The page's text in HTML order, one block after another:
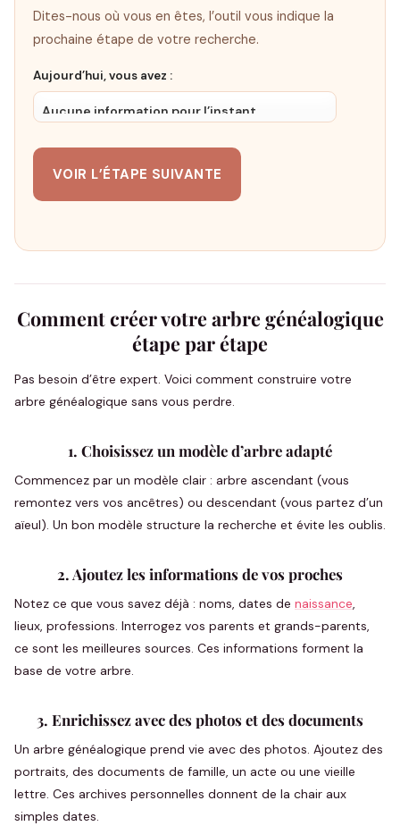
Dites-nous où vous en êtes, l’outil vous indique la
prochaine étape de votre recherche.
Aujourd’hui, vous avez :
VOIR L’ÉTAPE SUIVANTE
Comment créer votre arbre généalogique
étape par étape
Pas besoin d’être expert. Voici comment construire votre
arbre généalogique sans vous perdre.
1. Choisissez un modèle d’arbre adapté
Commencez par un modèle clair : arbre ascendant (vous
remontez vers vos ancêtres) ou descendant (vous partez d’un
aïeul). Un bon modèle structure la recherche et évite les oublis.
2. Ajoutez les informations de vos proches
Notez ce que vous savez déjà : noms, dates de naissance,
lieux, professions. Interrogez vos parents et grands-parents,
ce sont les meilleures sources. Ces informations forment la
base de votre arbre.
3. Enrichissez avec des photos et des documents
Un arbre généalogique prend vie avec des photos. Ajoutez des
portraits, des documents de famille, un acte ou une vieille
lettre. Ces archives personnelles donnent de la chair aux
simples dates.